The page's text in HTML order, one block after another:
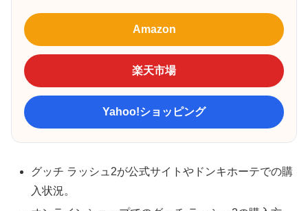
Amazon
楽天市場
Yahoo!ショッピング
グッチ ラッシュ2が公式サイトやドンキホーテでの購
入状況。